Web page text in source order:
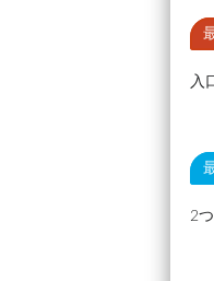
入
2